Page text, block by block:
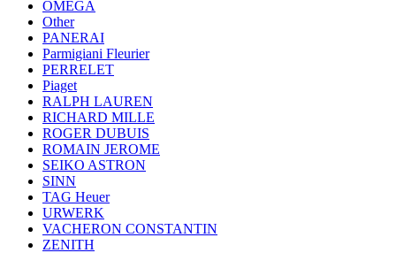
OMEGA
Other
PANERAI
Parmigiani Fleurier
PERRELET
Piaget
RALPH LAUREN
RICHARD MILLE
ROGER DUBUIS
ROMAIN JEROME
SEIKO ASTRON
SINN
TAG Heuer
URWERK
VACHERON CONSTANTIN
ZENITH